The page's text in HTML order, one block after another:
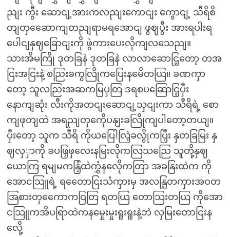
ညျး ကွီး ဆောငျ့အားကလညျးကောငျး ကွောငျ့ သီရိစိ
တျတှဆေောကျတညျရာမရအောငျ ဖွဈပွီး အားရပါးရ
ပေါငျနှဈခြောငျးကို ဖွဲကားပေးလိုကျလသေညျ။
သားအိမကြို ဒုတခြနဲ ဒုတခြနဲ လာလာဆောငြ့တော့ တအ
ငြးအငြးနဲ့ စညြးခကွလြိုကပြေးနမေိတယြ။ ခဏကှာ
တော့ သူလညြးအဆကမြပှတြ ဒရစပဆြောငြ့ပှီး
နောကျဆုံး လီးကိုအတငျးဆောငျ့သှငျးကာ သီရိရဲ့ စော
ကျဖုတျထဲ အရညျတှကေိုပနျးခလြိုကျပါတော့တယျ။
ပှီးတော့ သူက သီရိ ကိုယပြေါလြှဲခလွိုကပြှီး နှတခြမြး နှ
ဈလှှာကို ခပဖြှဖှလေးနမြးလိုကလြသညြေ သူတို့နှဈ
ယောကြ ရမျမကနြှံထဲကွှံနလေိုကတြာ အခနြးထဲက ကို
အောငသြူရဲ့ ရတေောငြးသံကှားမှ အလနြ့တကှားအဝတ
အြစားတှကေောကဝြတြ ရတယြ တောသြးတယြ ကိုအော
ငသြူကအိပရြာထဲကနမှေုးမှုးရူးရူးနဲ့ဘဲ လှမြးတောငြးန
လေို့